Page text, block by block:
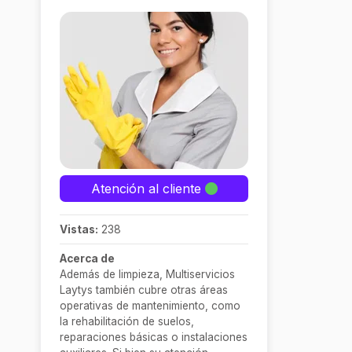
Atención al cliente
Vistas: 238
Acerca de
Además de limpieza, Multiservicios
Laytys también cubre otras áreas
operativas de mantenimiento, como
la rehabilitación de suelos,
reparaciones básicas o instalaciones